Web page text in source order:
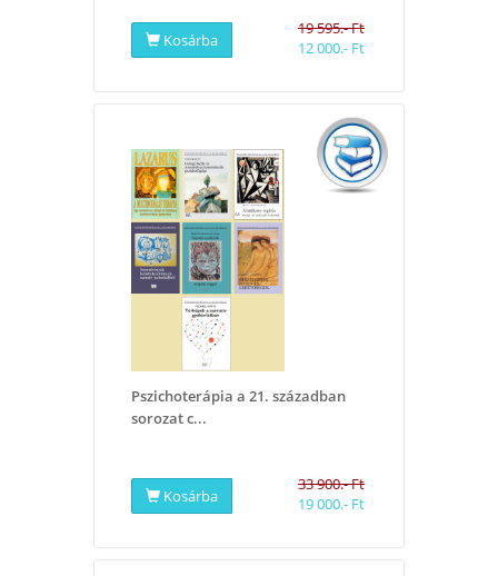
Kosárba
19 595.- Ft
12 000.- Ft
Pszichoterápia a 21. században
sorozat c...
Kosárba
33 900.- Ft
19 000.- Ft